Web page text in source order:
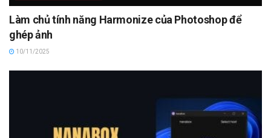
Làm chủ tính năng Harmonize của Photoshop để
ghép ảnh
10/11/2025